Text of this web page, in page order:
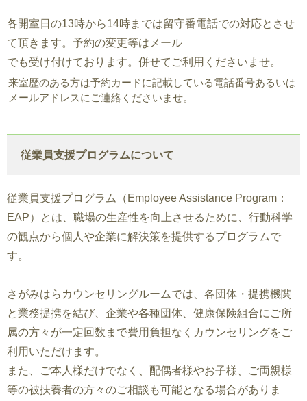
各開室日の13時から14時までは留守番電話での対応とさせ
て頂きます。予約の変更等はメール
でも受け付けております。併せてご利用くださいませ。
来室歴のある方は予約カードに記載している電話番号あるいは
メールアドレスにご連絡くださいませ。
従業員支援プログラムについて
従業員支援プログラム（Employee Assistance Program：
EAP）とは、職場の生産性を向上させるために、行動科学
の観点から個人や企業に解決策を提供するプログラムで
す。
さがみはらカウンセリングルームでは、各団体・提携機関
と業務提携を結び、企業や各種団体、健康保険組合にご所
属の方々が一定回数まで費用負担なくカウンセリングをご
利用いただけます。
また、ご本人様だけでなく、配偶者様やお子様、ご両親様
等の被扶養者の方々のご相談も可能となる場合がありま